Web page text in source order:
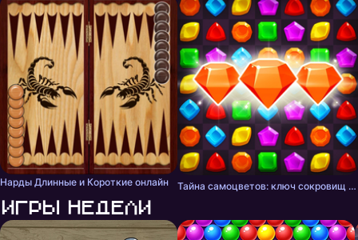
Нарды Длинные и Короткие онлайн Тайна самоцветов: ключ сокровищ - три в ряд
Игры недели